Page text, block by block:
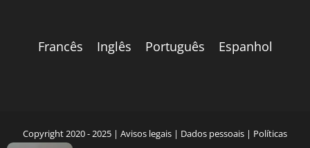
Francês Inglês Português Espanhol
Copyright 2020 - 2025 | Avisos legais | Dados pessoais | Políticas